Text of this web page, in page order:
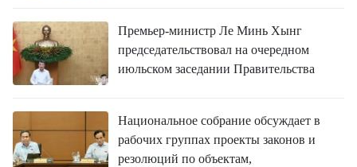
Премьер-министр Ле Минь Хынг
председательствовал на очередном
июльском заседании Правительства
Национальное собрание обсуждает в
рабочих группах проекты законов и
резолюций по объектам,